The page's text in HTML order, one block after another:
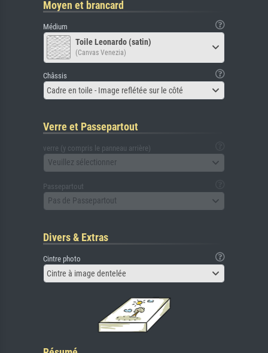
Moyen et brancard
Médium
Toile Leonardo (satin)
(Canvas Venezia)
Châssis
Cadre en toile - Image reflétée sur le côté
Verre et Passepartout
verre (y compris le panneau arrière)
Veuillez sélectionner
Passepartout
Pas de Passepartout
Divers & Extras
Cintre photo
Cintre à image dentelée